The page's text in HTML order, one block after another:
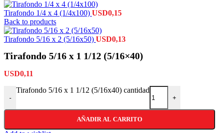
Tirafondo 1/4 x 4 (1/4x100) USD0,15
Back to products
Tirafondo 5/16 x 2 (5/16x50) USD0,13
Tirafondo 5/16 x 1 1/12 (5/16×40)
USD0,11
-
Tirafondo 5/16 x 1 1/12 (5/16x40) cantidad
+
AÑADIR AL CARRITO